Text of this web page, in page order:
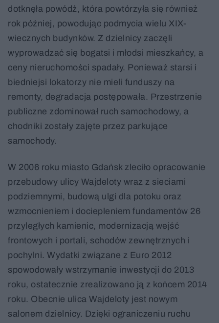
dotknęła powódź, która powtórzyła się również
rok później, powodując podmycia wielu XIX-
wiecznych budynków. Z dzielnicy zaczęli
wyprowadzać się bogatsi i młodsi mieszkańcy, a
ceny nieruchomości spadały. Ponieważ starsi i
biedniejsi lokatorzy nie mieli funduszy na
remonty, degradacja postępowała. Przestrzenie
publiczne zdominował ruch samochodowy, a
chodniki zostały zajęte przez parkujące
samochody.
W 2006 roku miasto Gdańsk zleciło opracowanie
przebudowy ulicy Wajdeloty wraz z sieciami
podziemnymi, budową ulgi dla potoku oraz
wzmocnieniem i dociepleniem fundamentów 26
przyległych kamienic, modernizacją wejść
frontowych i portali, schodów zewnętrznych i
pochylni. Wydatki związane z Euro 2012
spowodowały wstrzymanie inwestycji do 2013
roku, ostatecznie zrealizowano ją z końcem 2014
roku. Obecnie ulica Wajdeloty jest nowym
salonem dzielnicy. Dzięki ograniczeniu ruchu